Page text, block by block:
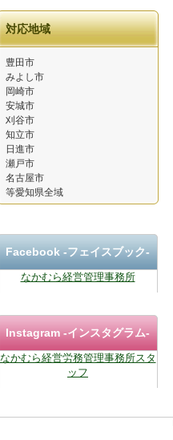
対応地域
豊田市
みよし市
岡崎市
安城市
刈谷市
知立市
日進市
瀬戸市
名古屋市
等愛知県全域
Facebook ‐フェイスブック-
なかむら経営管理事務所
Instagram-インスタグラム-
なかむら経営労務管理事務所スタ
ッフ